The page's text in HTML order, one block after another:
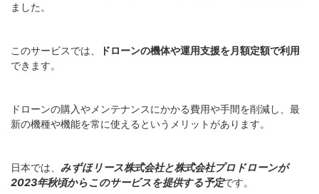
ました。
このサービスでは、
ドローンの機体や運用支援を月額定額で利用
できます。
ドローンの購入やメンテナンスにかかる費用や手間を削減し、最
新の機種や機能を常に使えるというメリットがあります。
日本では、 みずほリース株式会社と株式会社プロドローンが
2023年秋頃からこのサービスを提供する予定です。